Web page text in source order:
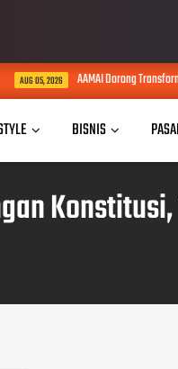
Transformasi Ekosistem
BISNIS